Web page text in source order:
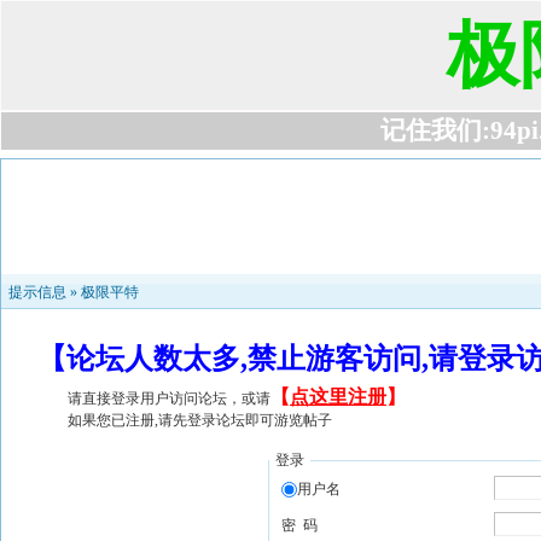
极
记住我们
提示信息 » 极限平特
【论坛人数太多,禁止游客访问,请登
请直接登录用户访问论坛，或请 【 点这里注册】
如果您已注册,请先登录论坛即可游览帖子
登录
用户名
密 码